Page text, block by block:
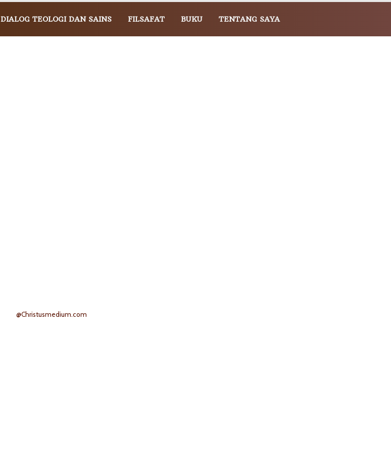
DIALOG TEOLOGI DAN SAINS FILSAFAT BUKU TENTANG SAYA
@Christusmedium.com